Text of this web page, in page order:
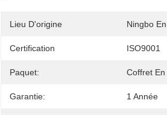
Lieu D'origine Ningbo
Certification ISO9001
Paquet: Coffret En
Garantie: 1 Année